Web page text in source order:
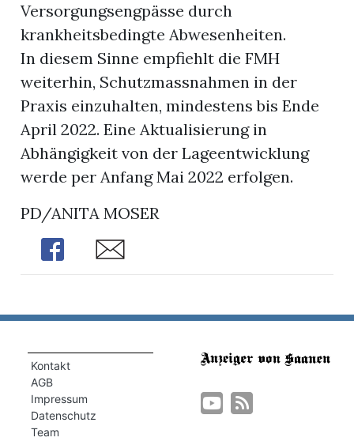
Versorgungsengpässe durch
krankheitsbedingte Abwesenheiten.
In diesem Sinne empfiehlt die FMH
weiterhin, Schutzmassnahmen in der
Praxis einzuhalten, mindestens bis Ende
April 2022. Eine Aktualisierung in
Abhängigkeit von der Lageentwicklung
werde per Anfang Mai 2022 erfolgen.
PD/ANITA MOSER
Share
Share
Kontakt
AGB
Impressum
Datenschutz
Team